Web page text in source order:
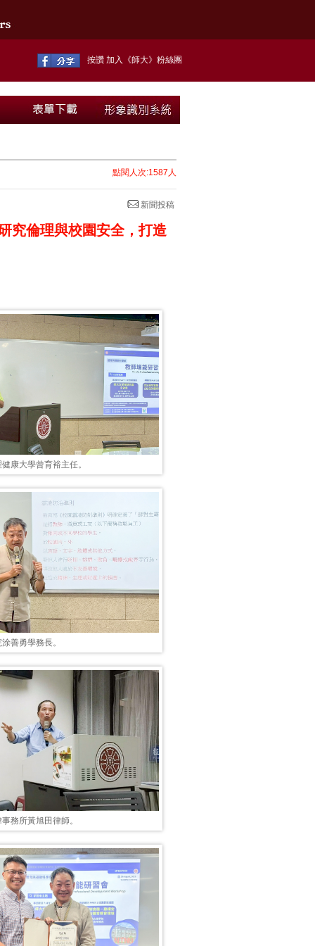
按讚 加入《師大》粉絲團
點閱人次:1587人
新聞投稿
究倫理與校園安全，打造
康大學曾育裕主任。
善勇學務長。
務所黃旭田律師。